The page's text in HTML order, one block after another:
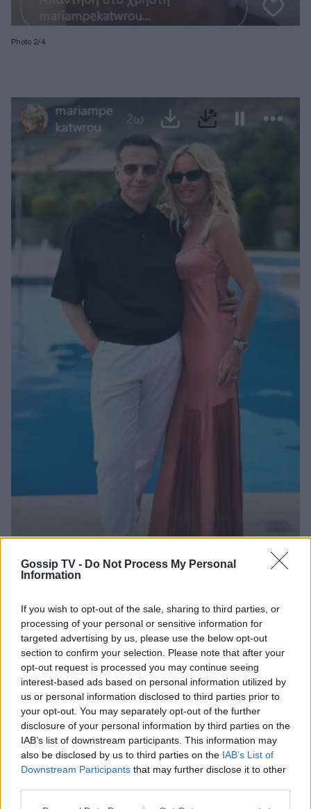
Gossip TV - Do Not Process My Personal
Information
If you wish to opt-out of the sale, sharing to third parties, or
processing of your personal or sensitive information for
targeted advertising by us, please use the below opt-out
section to confirm your selection. Please note that after your
opt-out request is processed you may continue seeing
interest-based ads based on personal information utilized by
us or personal information disclosed to third parties prior to
your opt-out. You may separately opt-out of the further
disclosure of your personal information by third parties on the
IAB’s list of downstream participants. This information may
also be disclosed by us to third parties on the IAB’s List of
Downstream Participants that may further disclose it to other
Photo 2/4
Photo 3/4